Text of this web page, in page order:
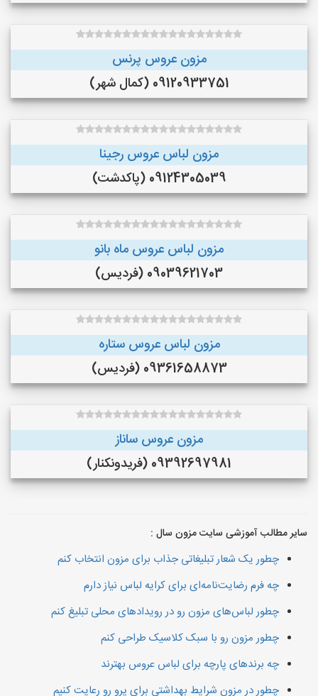
مزون عروس پرنس
09120933751 (کمال شهر)
مزون لباس عروس رجینا
09124305039 (پاکدشت)
مزون لباس عروس ماه بانو
09039621703 (فردیس)
مزون لباس عروس ستاره
09361658873 (فردیس)
مزون عروس ساناز
09392697981 (فريدونكنار)
سایر مطالب آموزشی سایت مزون سال :
چطور یک شعار تبلیغاتی جذاب برای مزون انتخاب کنم
چه فرم رضایت‌نامه‌ای برای کرایه لباس نیاز دارم
چطور لباس‌های مزون رو در رویدادهای محلی تبلیغ کنم
چطور مزون رو با سبک کلاسیک طراحی کنم
چه برندهای پارچه برای لباس عروس بهترند
چطور در مزون شرایط بهداشتی برای پرو رو رعایت کنیم